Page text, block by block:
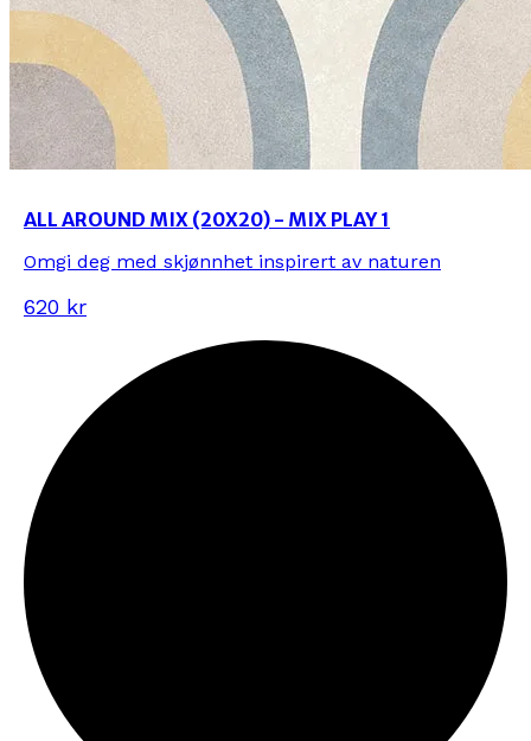
ALL AROUND MIX (20X20) - MIX PLAY 1
Omgi deg med skjønnhet inspirert av naturen
620 kr